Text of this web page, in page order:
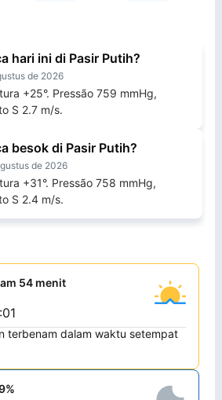
hari ini di Pasir Putih?
de 2026
+25°. Pressão 759 mmHg,
S 2.7 m/s.
besok di Pasir Putih?
de 2026
+31°. Pressão 758 mmHg,
S 2.4 m/s.
54 menit
terbenam dalam waktu setempat